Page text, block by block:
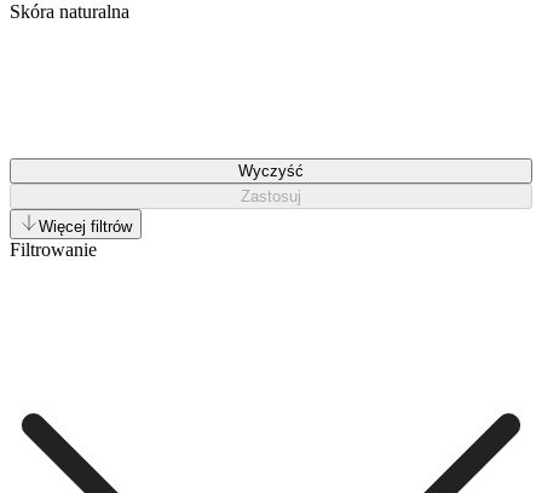
Skóra naturalna
Wyczyść
Zastosuj
Więcej filtrów
Filtrowanie